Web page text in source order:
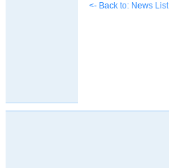
<- Back to: News List